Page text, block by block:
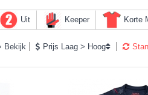
Uit Keeper Korte
Bekijk Prijs Laag > Hoog